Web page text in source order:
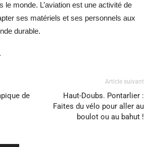
le monde. L’aviation est une activité de
ses matériels et ses personnels aux
durable.
de
Article suivant
Haut-Doubs. Pontarlier :
Faites du vélo pour aller au
boulot ou au bahut !